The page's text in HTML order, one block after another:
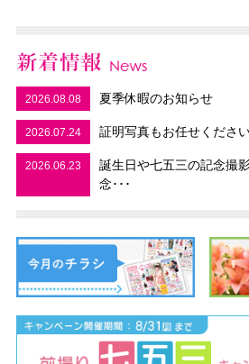
2026.08.08 夏季休暇のお知らせ
2026.07.24 証明写真もお任せくださ
2026.06.23
誕生日や七五三の記念撮
念･･･